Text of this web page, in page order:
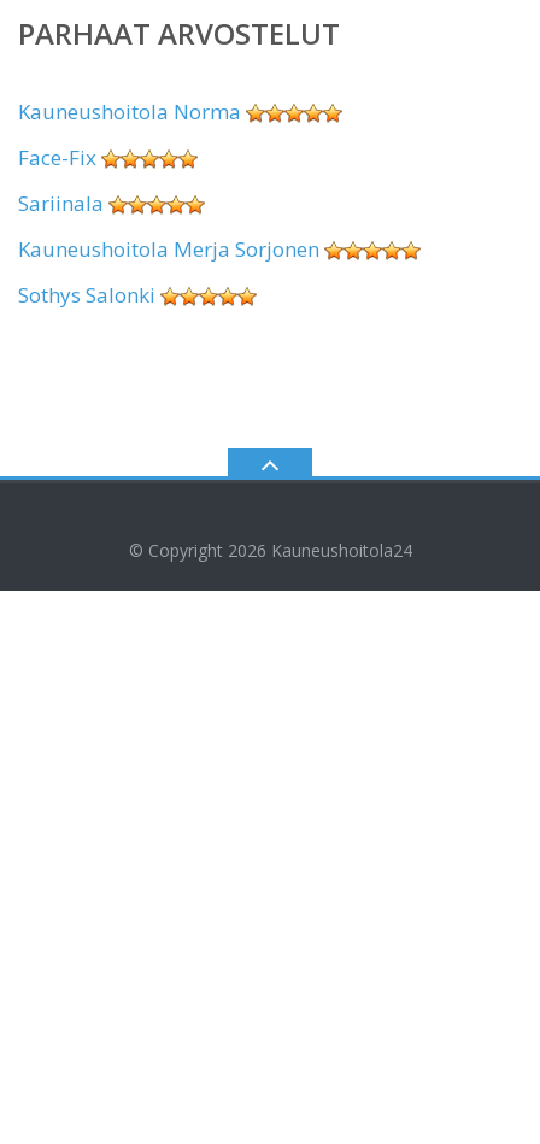
PARHAAT ARVOSTELUT
Kauneushoitola Norma
Face-Fix
Sariinala
Kauneushoitola Merja Sorjonen
Sothys Salonki
© Copyright 2026 Kauneushoitola24